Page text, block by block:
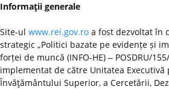
Informaţii generale
Site-ul www.rei.gov.ro a fost dezvoltat în
strategic „Politici bazate pe evidențe și
forței de muncă (INFO-HE) ‒ POSDRU/
implementat de către Unitatea Executivă
Învăţământului Superior, a Cercetării,